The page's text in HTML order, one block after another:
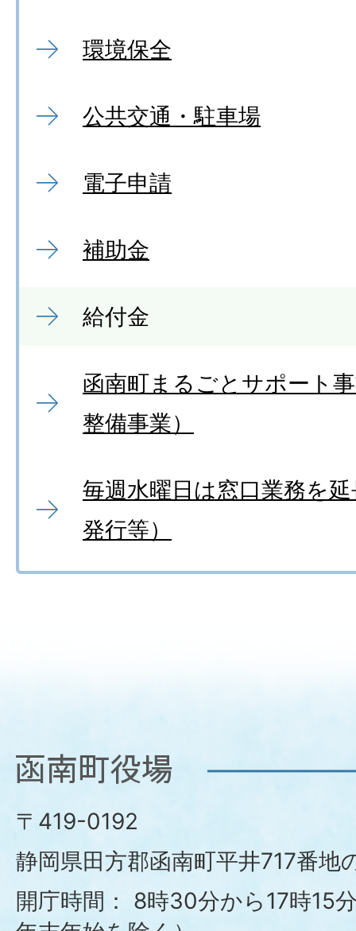
環境保全
公共交通・駐車場
電子申請
補助金
給付金
函南町まるごとサポート
整備事業）
毎週水曜日は窓口業務を
発行等）
函
南
町
役
〒419-0192
静岡県田方郡函南町平井717番地
開庁時間：
8時30分から17時15